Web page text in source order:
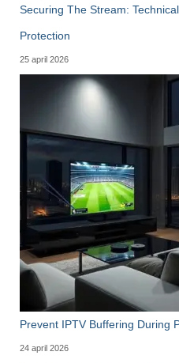
Securing The Stream:
Protection
25 april 2026
Prevent IPTV Buffering During
24 april 2026